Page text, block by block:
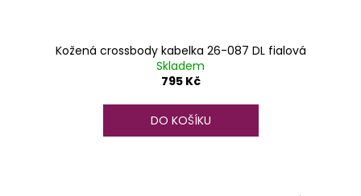
Kožená crossbody kabelka 26-087 DL fialová
Skladem
795 Kč
DO KOŠÍKU